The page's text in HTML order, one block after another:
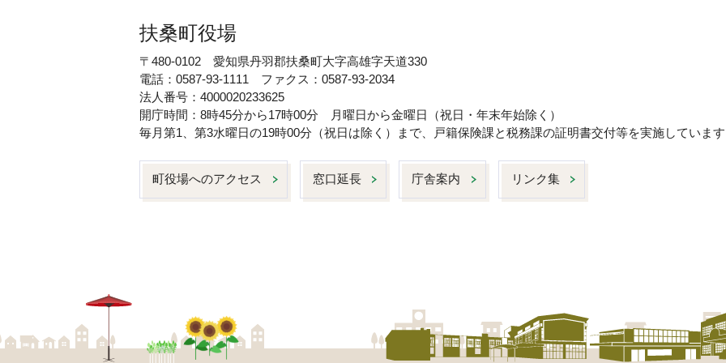
扶桑町役場
〒480-0102 愛知県丹羽郡扶桑町大字高雄字天道330
電話：0587-93-1111 ファクス：0587-93-2034
法人番号：4000020233625
開庁時間：8時45分から17時00分 月曜日から金曜日（祝日・年末年始除く）
毎月第1、第3水曜日の19時00分（祝日は除く）まで、戸籍保険課と税務課の証明書交付等を実施していま
町役場へのアクセス 窓口延長 庁舎案内 リンク集